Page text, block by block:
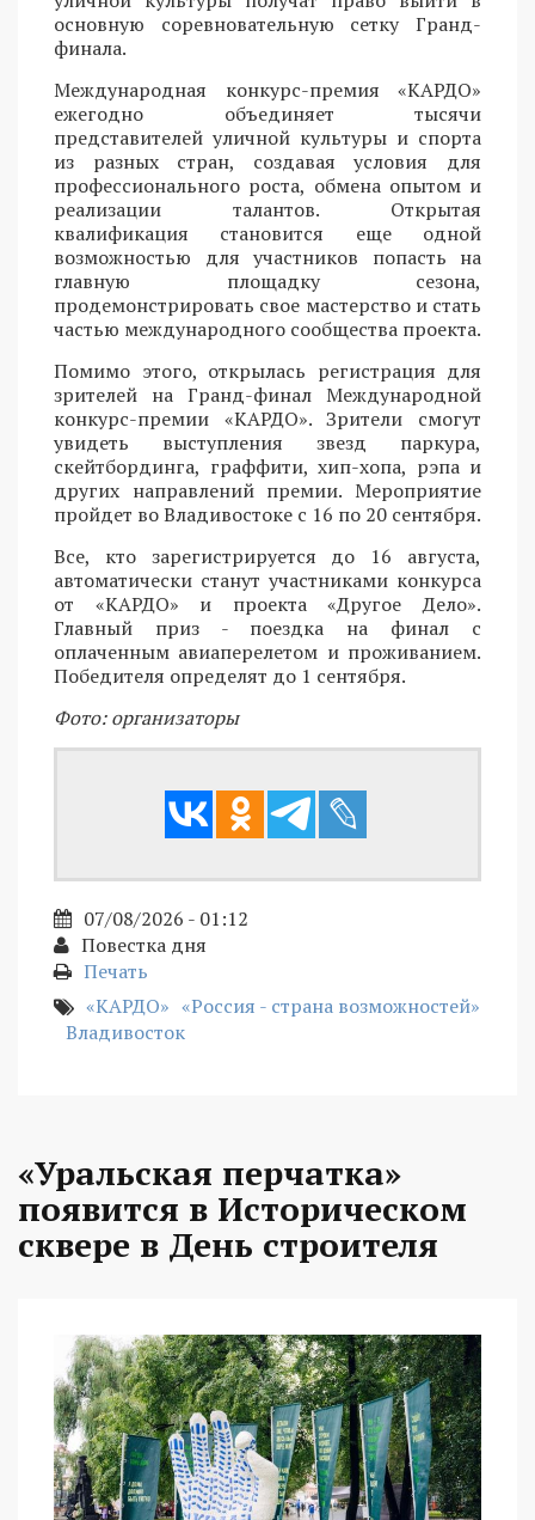
основную соревновательную сетку Гранд-
финала.
Международная конкурс-премия «КАРДО»
ежегодно объединяет тысячи
представителей уличной культуры и спорта
из разных стран, создавая условия для
профессионального роста, обмена опытом и
реализации талантов. Открытая
квалификация становится еще одной
возможностью для участников попасть на
главную площадку сезона,
продемонстрировать свое мастерство и стать
частью международного сообщества проекта.
Помимо этого, открылась регистрация для
зрителей на Гранд-финал Международной
конкурс-премии «КАРДО». Зрители смогут
увидеть выступления звезд паркура,
скейтбординга, граффити, хип-хопа, рэпа и
других направлений премии. Мероприятие
пройдет во Владивостоке с 16 по 20 сентября.
Все, кто зарегистрируется до 16 августа,
автоматически станут участниками конкурса
от «КАРДО» и проекта «Другое Дело».
Главный приз - поездка на финал с
оплаченным авиаперелетом и проживанием.
Победителя определят до 1 сентября.
Фото: организаторы
07/08/2026 - 01:12
Повестка дня
Печать
«КАРДО» «Россия - страна возможностей»
Владивосток
«Уральская перчатка»
появится в Историческом
сквере в День строителя